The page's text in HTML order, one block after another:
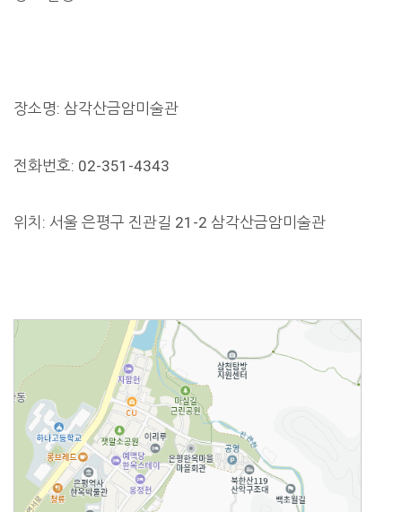
장소명: 삼각산금암미술관
전화번호: 02-351-4343
위치: 서울 은평구 진관길 21-2 삼각산금암미술관